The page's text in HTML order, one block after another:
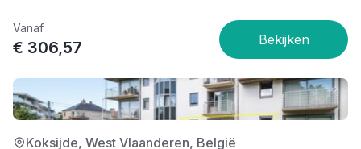
Vanaf
€ 306,57
4/5
Koksijde, West Vlaanderen, België